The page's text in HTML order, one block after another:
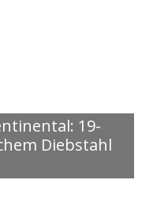
19-
Diebstahl